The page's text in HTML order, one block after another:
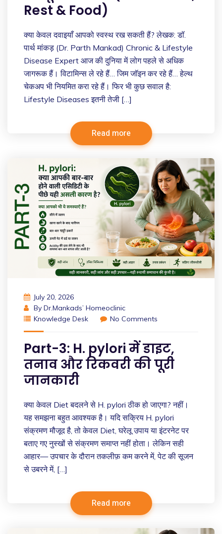
Rest & Food)
क्या केवल दवाइयाँ आपको स्वस्थ रख सकती हैं? लेखक: डॉ.
पार्थ मांकड़ (Dr. Parth Mankad) Chronic & Lifestyle
Disease Expert आज की दुनिया में लोग पहले से अधिक
जागरूक हैं। विटामिन्स ले रहे हैं… जिम जॉइन कर रहे हैं… हेल्थ
चेकअप भी नियमित करा रहे हैं। फिर भी कुछ सवाल है:
Lifestyle Diseases इतनी तेजी […]
Read more
July 20, 2026
By Dr.Mankads’ Homeoclinic
Knowledge Desk
No Comments
Part-3: H. pylori में डाइट,
तनाव और रिकवरी की पूरी
जानकारी
क्या केवल Diet बदलने से H. pylori ठीक हो जाएगा? नहीं।
यह समझना बहुत आवश्यक है। यदि सक्रिय H. pylori
संक्रमण मौजूद है, तो केवल Diet, घरेलू उपाय या इंटरनेट पर
बताए गए नुस्खों से संक्रमण समाप्त नहीं होता। लेकिन सही
आहार— उपचार के दौरान तकलीफ़ कम करने में, पेट की सूजन
से उबरने में, […]
Read more